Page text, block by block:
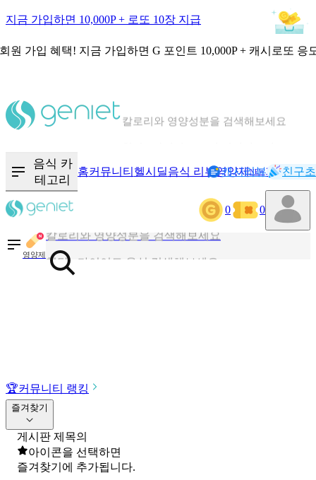
지금 가입하면 10,000P + 로또 10장 지급
원 가입 혜택! 지금 가입하면 G 포인트 10,000P + 캐시로또 응
혈당 · 다이어트 음식 검색해보세요
음식 카
테고리
홈커뮤니티 헬시딜음식 리뷰영양제NEW기록
캐시리뷰 친구
0 0
영양제
칼로리와 영양성분을 검색해보세요
음식 · 영양제 리뷰를 찾아보세요
🏆커뮤니티 랭킹
즐겨찾기
게시판 제목의
아이콘을 선택하면
즐겨찾기에 추가됩니다.